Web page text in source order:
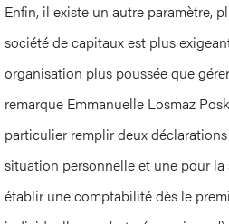
Enfin, il existe un autre paramètre,
société de capitaux est plus
organisation plus poussée que
remarque Emmanuelle Losmaz
particulier remplir deux
situation personnelle et une pour
établir une comptabilité dès le